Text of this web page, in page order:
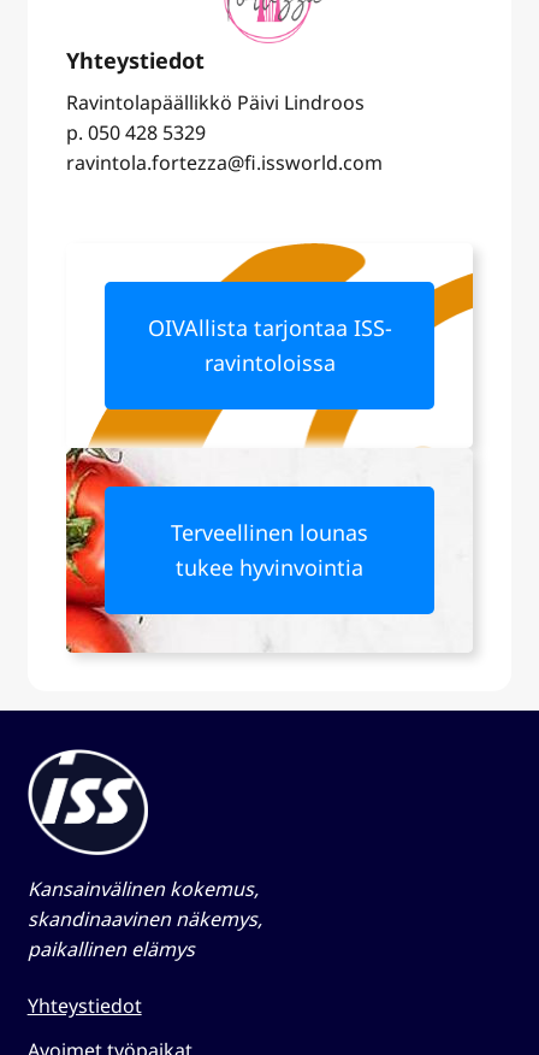
Ravintolapäällikkö Päivi Lindroos
p. 050 428 5329
ravintola.fortezza@fi.issworld.com
OIVAllista tarjontaa ISS-
ravintoloissa
Terveellinen lounas
tukee hyvinvointia
Kansainvälinen kokemus,
skandinaavinen näkemys,
paikallinen elämys​
Yhteystiedot